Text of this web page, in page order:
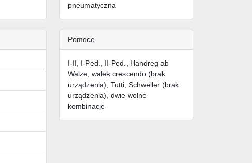
pneumatyczna
Pomoce
I-II, I-Ped., II-Ped., Handreg ab
Walze, wałek crescendo (brak
urządzenia), Tutti, Schweller (brak
urządzenia), dwie wolne
kombinacje